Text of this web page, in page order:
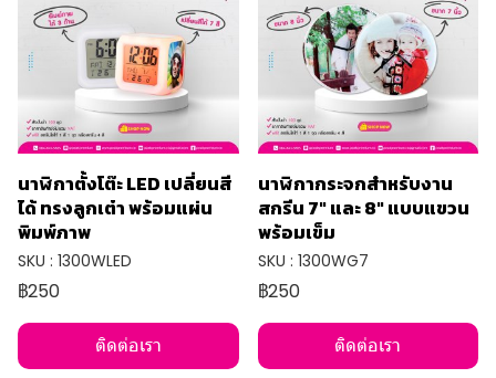
นาฬิกาตั้งโต๊ะ LED เปลี่ยนสี
ได้ ทรงลูกเต๋า พร้อมแผ่น
พิมพ์ภาพ
SKU : 1300WLED
฿250
ติดต่อเรา
นาฬิกากระจกสำหรับงาน
สกรีน 7" และ 8" แบบแขวน
พร้อมเข็ม
SKU : 1300WG7
฿250
ติดต่อเรา